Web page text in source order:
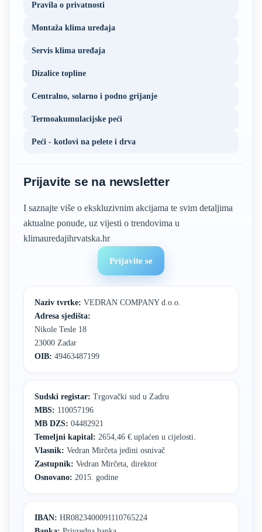
Pravila o privatnosti
Montaža klima uređaja
Servis klima uređaja
Dizalice topline
Centralno, solarno i podno grijanje
Termoakumulacijske peći
Peći - kotlovi na pelete i drva
Prijavite se na newsletter
I saznajte više o ekskluzivnim akcijama te svim detaljima
aktualne ponude, uz vijesti o trendovima u
klimauredajihrvatska.hr
Prijavite se
Naziv tvrtke: VEDRAN COMPANY d.o.o.
Adresa sjedišta:
Nikole Tesle 18
23000 Zadar
OIB: 49463487199
Sudski registar: Trgovački sud u Zadru
MBS: 110057196
MB DZS: 04482921
Temeljni kapital: 2654,46 € uplaćen u cijelosti.
Vlasnik: Vedran Mirčeta jedini osnivač
Zastupnik: Vedran Mirčeta, direktor
Osnovano: 2015. godine
IBAN: HR0823400091110765224